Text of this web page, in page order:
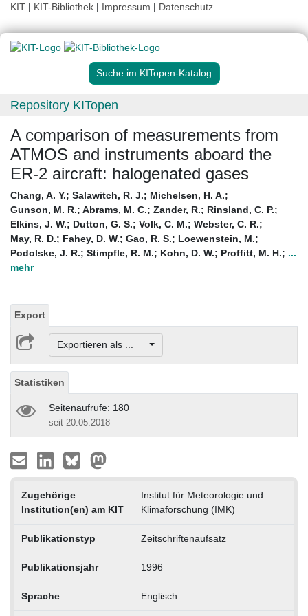
KIT | KIT-Bibliothek | Impressum | Datenschutz
Suche im KITopen-Katalog
Repository KITopen
A comparison of measurements from
ATMOS and instruments aboard the
ER-2 aircraft: halogenated gases
Chang, A. Y.; Salawitch, R. J.; Michelsen, H. A.;
Gunson, M. R.; Abrams, M. C.; Zander, R.; Rinsland, C. P.;
Elkins, J. W.; Dutton, G. S.; Volk, C. M.; Webster, C. R.;
May, R. D.; Fahey, D. W.; Gao, R. S.; Loewenstein, M.;
Podolske, J. R.; Stimpfle, R. M.; Kohn, D. W.; Proffitt, M. H.; ...
mehr
Export
Exportieren als ...
Statistiken
Seitenaufrufe: 180
seit 20.05.2018
Zugehörige
Institution(en) am KIT
Institut für Meteorologie und
Klimaforschung (IMK)
Publikationstyp Zeitschriftenaufsatz
Publikationsjahr 1996
Sprache Englisch